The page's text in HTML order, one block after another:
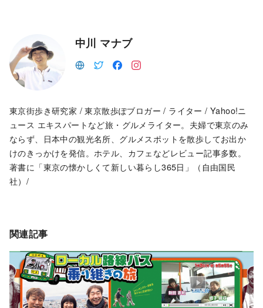
中川 マナブ
東京街歩き研究家 / 東京散歩ぽブロガー / ライター / Yahoo!ニ
ュース エキスパートなど旅・グルメライター。夫婦で東京のみ
ならず、日本中の観光名所、グルメスポットを散歩してお出か
けのきっかけを発信。ホテル、カフェなどレビュー記事多数。
著書に「東京の懐かしくて新しい暮らし365日」（自由国民
社）/
関連記事